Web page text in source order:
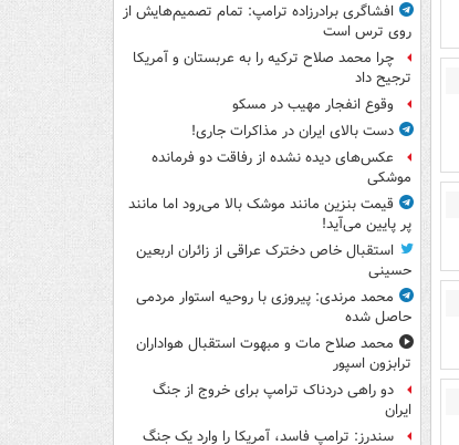
افشاگری برادرزاده ترامپ: تمام تصمیم‌هایش از
روی ترس است
چرا محمد صلاح ترکیه را به عربستان و آمریکا
ترجیح داد
وقوع انفجار مهیب در مسکو
دست بالای ایران در مذاکرات جاری!
عکس‌های دیده نشده از رفاقت دو فرمانده‌
موشکی
قیمت بنزین مانند موشک بالا می‌رود اما مانند
پر پایین می‌آید!
استقبال خاص دخترک عراقی از زائران اربعین
حسینی
محمد مرندی: پیروزی با روحیه استوار مردمی
حاصل شده
محمد صلاح مات و مبهوت استقبال هواداران
ترابزون اسپور
دو راهی دردناک ترامپ برای خروج از جنگ
ایران
سندرز: ترامپ فاسد، آمریکا را وارد یک جنگ